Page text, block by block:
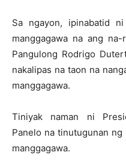
Sa ngayon, ipinabatid
manggagawa na ang
Pangulong Rodrigo
nakalipas na taon na
manggagawa.
Tiniyak naman ni
Panelo na tinutugunan
manggagawa.